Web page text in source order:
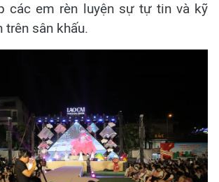
các em rèn luyện sự tự tin và kỹ
trên sân khấu.